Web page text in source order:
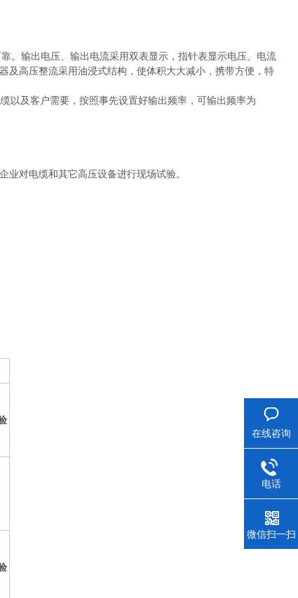
。输出电压、输出电流采用双表显示，指针表显示电压、电流
及高压整流采用油浸式结构，使体积大大减小，携带方便，特
以及客户需要，按照事先设置好输出频率，可输出频率为
对电缆和其它高压设备进行现场试验。
在线咨询
电话
微信扫一扫